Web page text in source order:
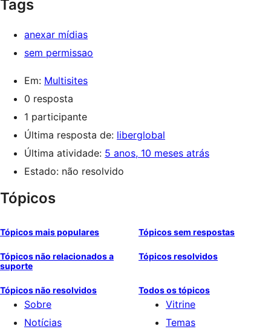
Tags
anexar mídias
sem permissao
Em: Multisites
0 resposta
1 participante
Última resposta de: liberglobal
Última atividade: 5 anos, 10 meses atrás
Estado: não resolvido
Tópicos
Tópicos mais populares Tópicos sem respostas
Tópicos não relacionados a
suporte
Tópicos resolvidos
Tópicos não resolvidos Todos os tópicos
Sobre
Notícias
Vitrine
Temas